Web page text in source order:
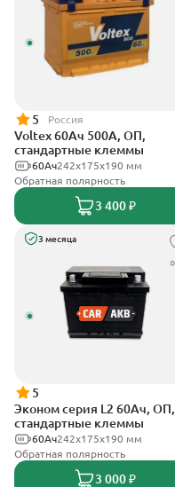
5 Россия
Voltex 60Ач 500А, ОП,
стандартные клеммы
242х175х190 мм
60Ач
Обратная полярность
3 400 ₽
3 месяца
5
Эконом серия L2 60Ач, ОП,
стандартные клеммы
242х175х190 мм
60Ач
Обратная полярность
3 000 ₽